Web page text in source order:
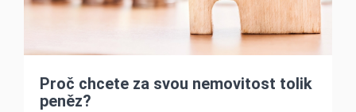
Proč chcete za svou nemovitost tolik
peněz?